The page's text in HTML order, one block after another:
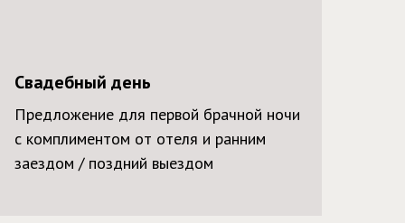
Свадебный день
Предложение для первой брачной ночи
с комплиментом от отеля и ранним
заездом / поздний выездом